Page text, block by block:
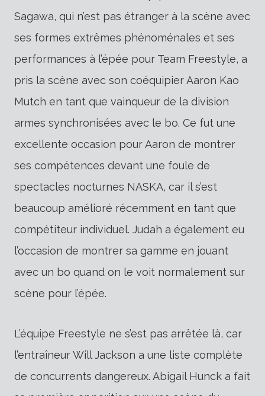
Sagawa, qui n’est pas étranger à la scène avec
ses formes extrêmes phénoménales et ses
performances à l’épée pour Team Freestyle, a
pris la scène avec son coéquipier Aaron Kao
Mutch en tant que vainqueur de la division
armes synchronisées avec le bo. Ce fut une
excellente occasion pour Aaron de montrer
ses compétences devant une foule de
spectacles nocturnes NASKA, car il s’est
beaucoup amélioré récemment en tant que
compétiteur individuel. Judah a également eu
l’occasion de montrer sa gamme en jouant
avec un bo quand on le voit normalement sur
scène pour l’épée.
L’équipe Freestyle ne s’est pas arrêtée là, car
l’entraîneur Will Jackson a une liste complète
de concurrents dangereux. Abigail Hunck a fait